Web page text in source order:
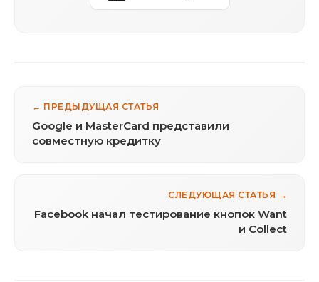
← ПРЕДЫДУЩАЯ СТАТЬЯ
Google и MasterCard представили
совместную кредитку
СЛЕДУЮЩАЯ СТАТЬЯ →
Facebook начал тестирование кнопок Want
и Collect